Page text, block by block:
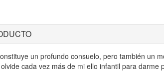
un profundo consuelo, pero también un
cada vez más de mi ello infantil para